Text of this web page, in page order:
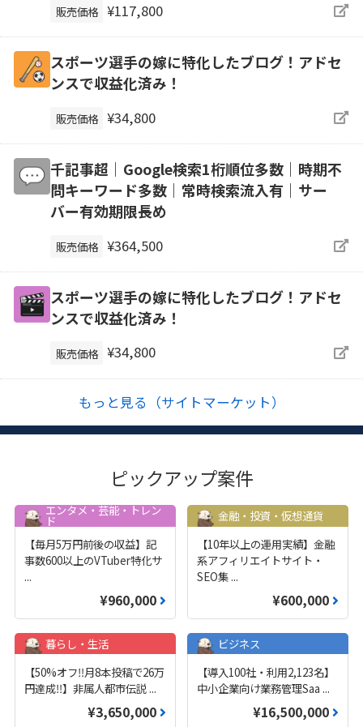
販売価格 ¥117,800
スポーツ選手の嫁に特化したブログ！アドセ
ンスで収益化済み！
販売価格 ¥34,800
千記事超｜Google検索1桁順位多数｜時期不
問キーワード多数｜常時検索流入有｜サー
バー有効期限長め
販売価格 ¥364,500
スポーツ選手の嫁に特化したブログ！アドセ
ンスで収益化済み！
販売価格 ¥34,800
もっと見る（サイトマーケット）
ピックアップ案件
エンタメ・芸能・トレン
ド
【毎月5万円前後の収益】記
事数600以上のVTuber特化サ
...
¥960,000
金融・投資・仮想通貨
【10年以上の運用実績】金融
系アフィリエイトサイト・
SEO集 ...
¥600,000
暮らし・生活
【50%オフ‼️月8本投稿で26万
円達成‼️】非属人都市伝説 ...
¥3,650,000
ビジネス
【導入100社・利用2,123名】
中小企業向け業務管理Saa ...
¥16,500,000